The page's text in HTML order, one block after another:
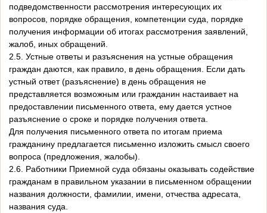
подведомственности рассмотрения интересующих их
вопросов, порядке обращения, компетенции суда, порядке
получения информации об итогах рассмотрения заявлений,
жалоб, иных обращений.
2.5. Устные ответы и разъяснения на устные обращения
граждан даются, как правило, в день обращения. Если дать
устный ответ (разъяснение) в день обращения не
представляется возможным или гражданин настаивает на
предоставлении письменного ответа, ему дается устное
разъяснение о сроке и порядке получения ответа.
Для получения письменного ответа по итогам приема
гражданину предлагается письменно изложить смысл своего
вопроса (предложения, жалобы).
2.6. Работники Приемной суда обязаны оказывать содействие
гражданам в правильном указании в письменном обращении
названия должности, фамилии, имени, отчества адресата,
названия суда.